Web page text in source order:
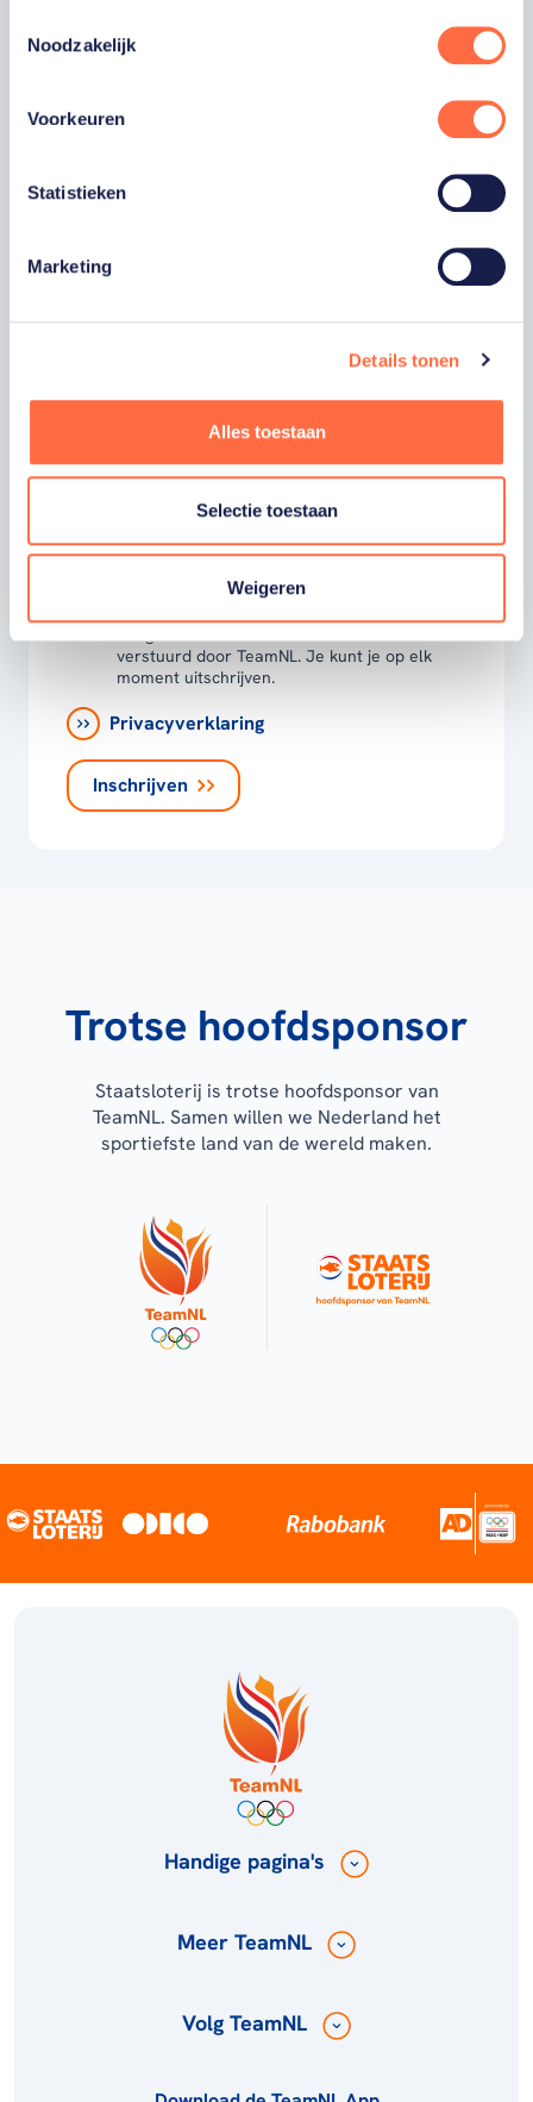
Noodzakelijk
Voorkeuren
Statistieken
Marketing
Details tonen
Alles toestaan
Selectie toestaan
Weigeren
winactie's of toffe sportupdates? Vul dan
hieronder je gegevens in om je in te schrijven
VOORNAAM
ACHTERNAAM
Ja, ik word fan van TeamNL en ontvang
graag gepersonaliseerd nieuws over
TeamNL, het TeamNL Huis, interviews, acties,
kortingen, voorrang op evenementen,
video’s en merchandise. Je kunt je op elk
worden gehouden van gepersonaliseerde
verstuurd door TeamNL. Je kunt je op elk
moment uitschrijven.
Privacyverklaring
Inschrijven
Trotse hoofdsponsor
Staatsloterij is trotse hoofdsponsor van
TeamNL. Samen willen we Nederland het
sportiefste land van de wereld maken.
Handige pagina's
Meer TeamNL
Volg TeamNL